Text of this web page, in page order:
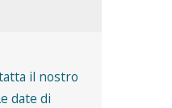
il nostro
date di